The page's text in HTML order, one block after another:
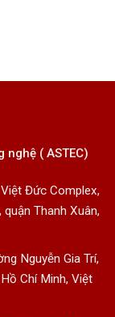
nghệ ( ASTEC)
Đức Complex,
Thanh Xuân,
Nguyễn Gia Trí,
Chí Minh, Việt